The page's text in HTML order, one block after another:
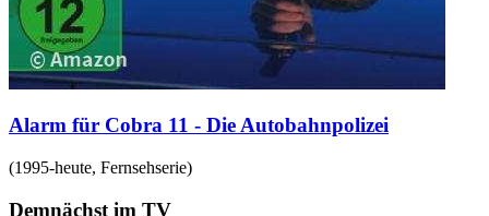
Alarm für Cobra 11 - Die Autobahnpolizei
(1995-heute, Fernsehserie)
Demnächst im TV